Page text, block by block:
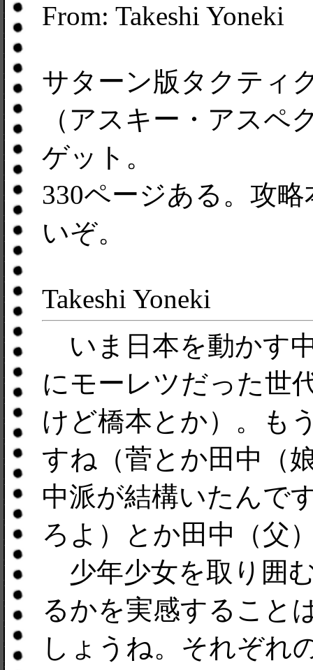
From: Takeshi Yoneki
サターン版タクティ
（アスキー・アスペ
ゲット。
330ページある。攻
いぞ。
Takeshi Yoneki
いま日本を動かす
にモーレツだった世
けど橋本とか）。も
すね（菅とか田中（
中派が結構いたんで
ろよ）とか田中（父
少年少女を取り囲
るかを実感すること
しょうね。それぞれ